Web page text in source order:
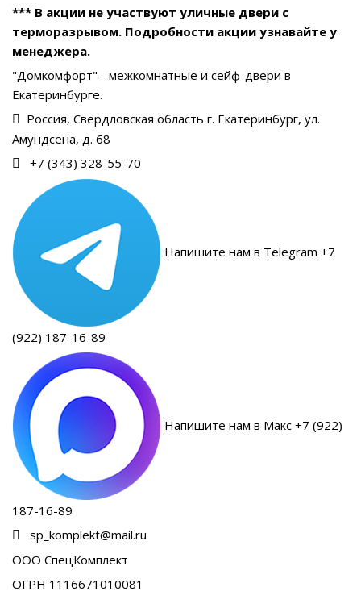
*** В акции не участвуют уличные двери с
терморазрывом. Подробности акции узнавайте у
менеджера.
"Домкомфорт" - межкомнатные и сейф-двери в
Екатеринбурге.
Россия, Свердловская область г. Екатеринбург, ул.
Амундсена, д. 68
+7 (343) 328-55-70
Напишите нам в Telegram +7
(922) 187-16-89
Напишите нам в Макс +7 (922)
187-16-89
sp_komplekt@mail.ru
ООО СпецКомплект
ОГРН 1116671010081